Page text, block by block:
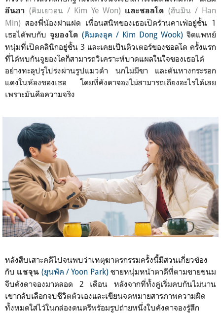
อึนฮา (คิมเยวอน / Kim Ye Won) และชอลโด (ฮันมิน / Han
Min) สองพี่น้องฝาแฝด เพื่อนสนิทของเธอเปิดร้านคาเฟ่อยู่ชั้น 1
เธอได้พบกับ จูยองโด (คิมดงอุค / Kim Dong Wook) จิตแพทย์
หนุ่มที่เปิดคลินิกอยู่ชั้น 3 และเคยเป็นติวเตอร์ของชอลโด ครั้งแรก
ที่ได้พบกันจูยองโดก็สามารถวิเคราะห์บาดแผลในใจของเธอได้
อย่างทะลุปรุโปร่งผ่านรูปแมวดำ นกไม่มีขา และต้นหางกระรอก
แดงในห้องของเธอ โดยที่คังดาจองไม่สามารถเถียงอะไรได้เลย
เพราะมันคือความจริง
หลังสืบเสาะคดีไปจนพบว่าเหตุฆาตรกรรมครั้งนี้มีส่วนเกี่ยวข้อง
กับ แชจุน (ยุนพัค / Yoon Park)ชายหนุ่มหน้าตาดีที่ตามขายขนม
จีบคังดาจองมาตลอด 2 เดือน หลังจากที่ทั้งคู่เริ่มคบกันไม่นาน
เขากลับเลือกจบชีวิตตัวเองและเขียนจดหมายสารภาพความผิด
ทั้งหมดใส่ไว้ในกล่องดนตรีพร้อมรูปถ่ายหนึ่งใบคังดาจองรู้สึก